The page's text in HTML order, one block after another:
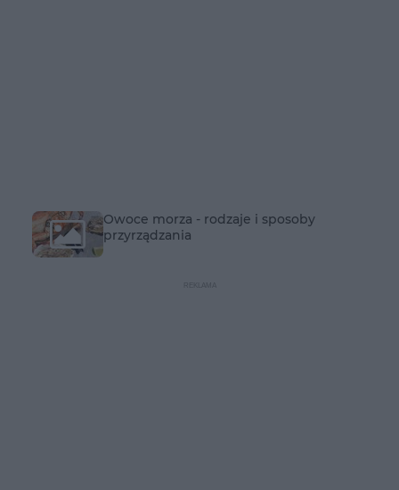
Owoce morza - rodzaje i sposoby
przyrządzania